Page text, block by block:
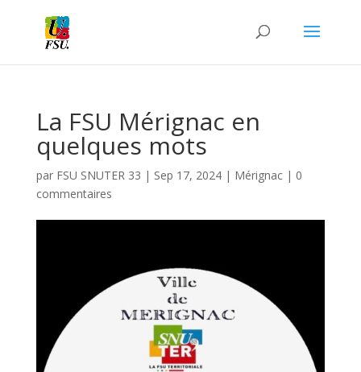
La FSU Mérignac en
quelques mots
par FSU SNUTER 33 | Sep 17, 2024| Mérignac| 0
commentaires